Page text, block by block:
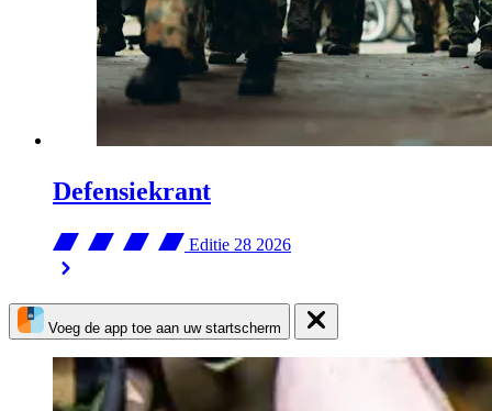
Defensiekrant
Editie 28 2026
Voeg de app toe aan uw startscherm